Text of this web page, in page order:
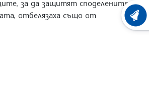
за да защитят споделените
отбелязаха също от